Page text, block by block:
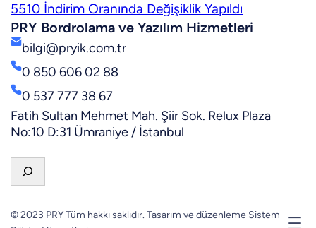
5510 İndirim Oranında Değişiklik Yapıldı
PRY Bordrolama ve Yazılım Hizmetleri
bilgi@pryik.com.tr
0 850 606 02 88
0 537 777 38 67
Fatih Sultan Mehmet Mah. Şiir Sok. Relux Plaza
No:10 D:31 Ümraniye / İstanbul
r
© 2023 PRY Tüm hakkı saklıdır. Tasarım ve düzenleme Sistem